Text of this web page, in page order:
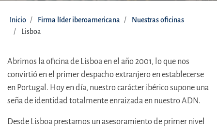
Inicio Firma líder iberoamericana
Nuestras oficinas
Lisboa
Abrimos la oficina de Lisboa en el año 2001, lo que nos
convirtió en el primer despacho extranjero en establecerse
en Portugal. Hoy en día, nuestro carácter ibérico supone una
seña de identidad totalmente enraizada en nuestro ADN.
Desde Lisboa prestamos un asesoramiento de primer nivel